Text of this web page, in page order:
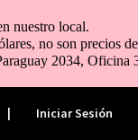
| Iniciar Sesión
nuestro local.
no son precios
2034, Oficina